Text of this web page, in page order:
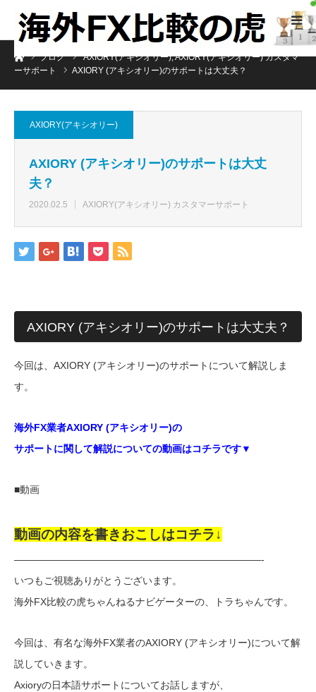
ホームブログ AXIORY(アキシオリー),AXIORY(アキシオリー) カスタマ
ーサポート
AXIORY (アキシオリー)のサポートは大丈夫？
AXIORY(アキシオリー)
AXIORY (アキシオリー)のサポートは大丈
夫？
2020.02.5 AXIORY(アキシオリー) カスタマーサポート
AXIORY (アキシオリー)のサポートは大丈夫？
今回は、AXIORY (アキシオリー)のサポートについて解説しま
す。
海外FX業者AXIORY (アキシオリー)の
サポートに関して解説についての動画はコチラです▼
■動画
動画の内容を書きおこしはコチラ↓
—————————————————————————-
いつもご視聴ありがとうございます。
海外FX比較の虎ちゃんねるナビゲーターの、トラちゃんです。
今回は、有名な海外FX業者のAXIORY (アキシオリー)について解
説していきます。
Axioryの日本語サポートについてお話しますが、